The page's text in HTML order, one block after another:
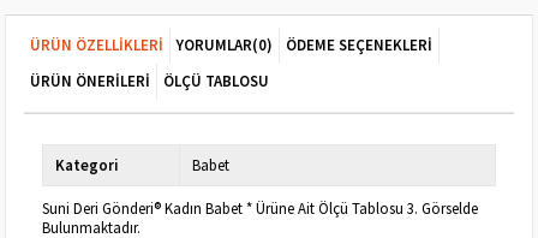
ÜRÜN ÖZELLIKLERI YORUMLAR(0)
ÖDEME SEÇENEKLERI
ÜRÜN ÖNERILERI
ÖLÇÜ TABLOSU
Kategori Babet
Suni Deri Gönderi® Kadın Babet * Ürüne Ait Ölçü Tablosu 3. Görselde
Bulunmaktadır.